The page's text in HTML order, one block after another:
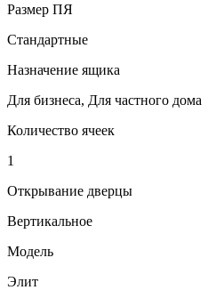
Размер ПЯ
Стандартные
Назначение ящика
Для бизнеса, Для частного дома
Количество ячеек
1
Открывание дверцы
Вертикальное
Модель
Элит